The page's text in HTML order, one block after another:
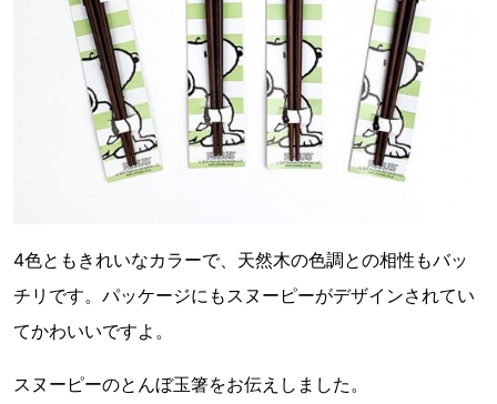
4色ともきれいなカラーで、天然木の色調との相性もバッ
チリです。パッケージにもスヌーピーがデザインされてい
てかわいいですよ。
スヌーピーのとんぼ玉箸をお伝えしました。